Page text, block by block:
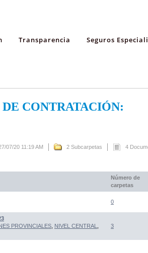
Transparencia Seguros
CONTRATACIÓN:
07/20 11:19 AM 2 Subcarpetas 4
Número de
carpetas
0
PROVINCIALES NIVEL CENTRAL 3